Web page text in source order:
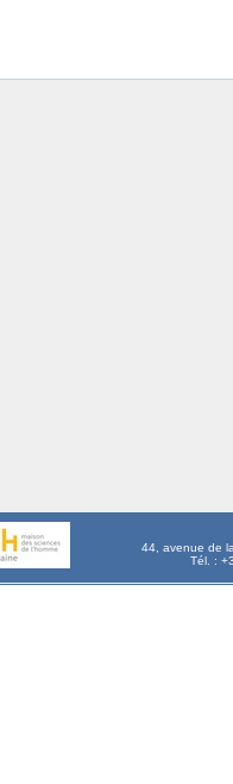
44, avenue de
Tél. :